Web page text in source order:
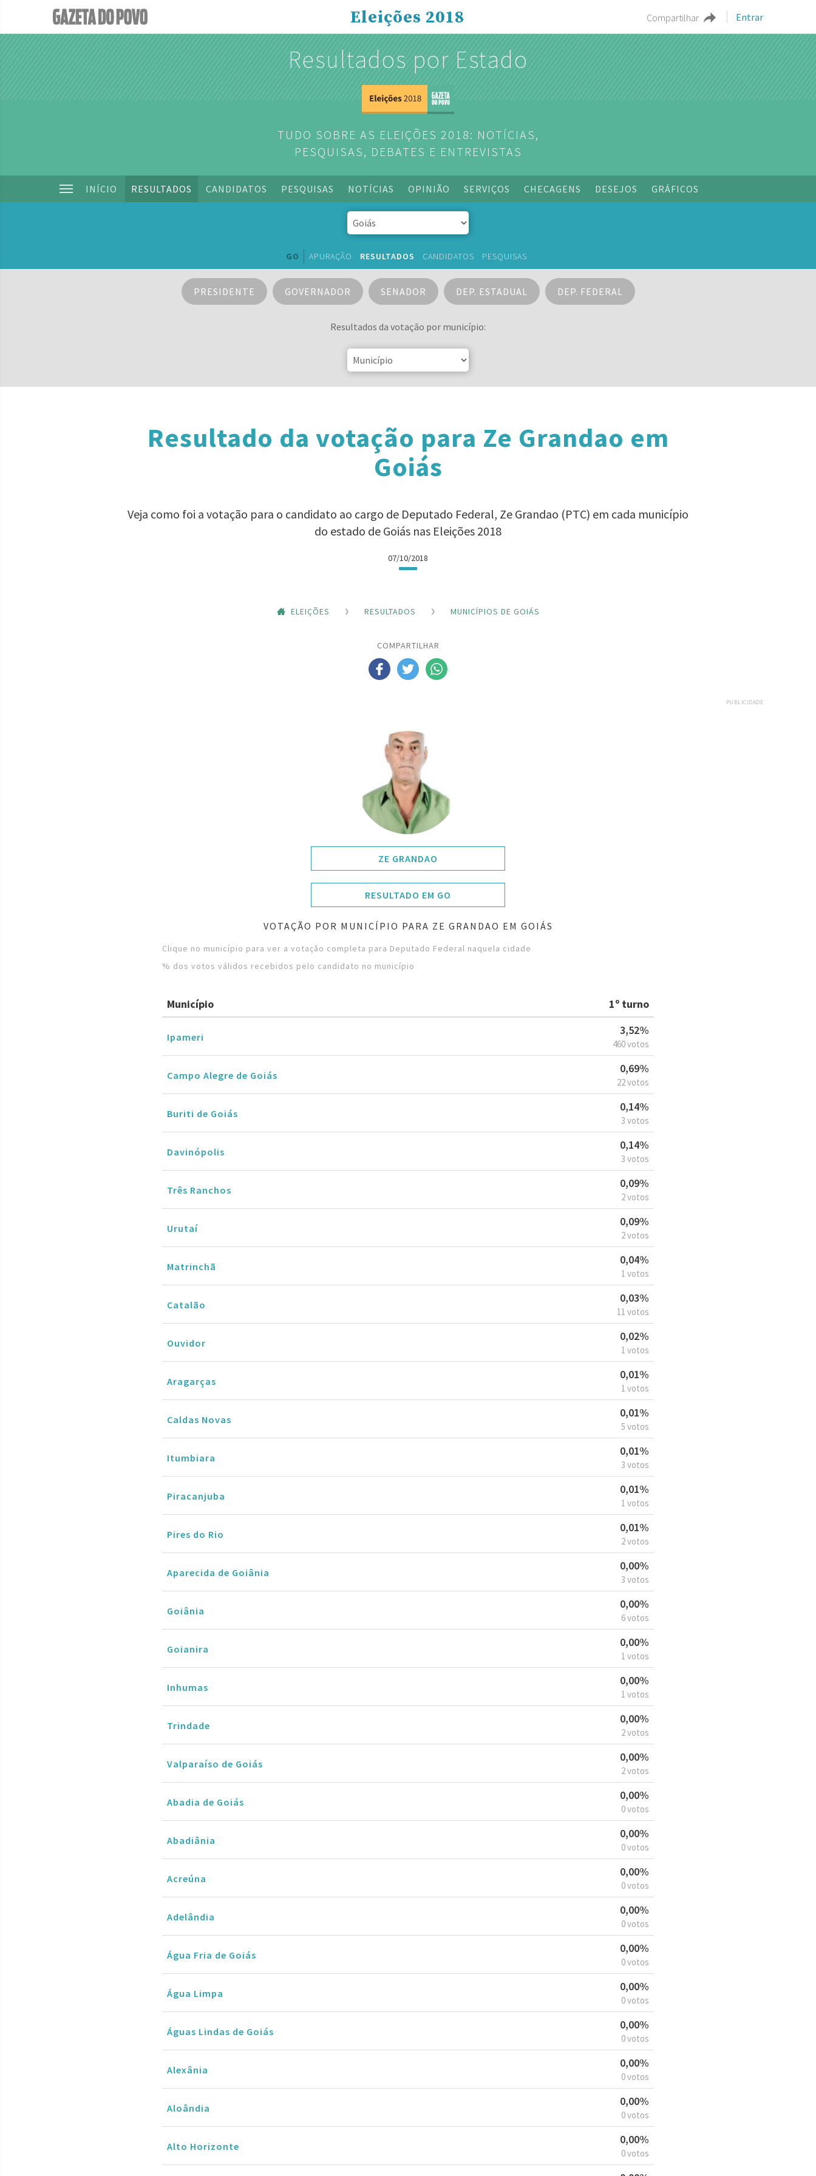
Compartilhar Entrar
Eleições 2018
Resultados por Estado
TUDO SOBRE AS ELEIÇÕES 2018: NOTÍCIAS,
PESQUISAS, DEBATES E ENTREVISTAS
INÍCIO RESULTADOS CANDIDATOS PESQUISAS NOTÍCIAS OPINIÃO SERVIÇOS CHECAGENS DESEJOS GRÁFICOS
GO APURAÇÃO RESULTADOS CANDIDATOS PESQUISAS
PRESIDENTE GOVERNADOR SENADOR DEP. ESTADUAL DEP. FEDERAL
Resultados da votação por município:
Resultado da votação para Ze Grandao em
Goiás
Veja como foi a votação para o candidato ao cargo de Deputado Federal, Ze Grandao (PTC) em cada município
do estado de Goiás nas Eleições 2018
07/10/2018
ELEIÇÕES RESULTADOS MUNICÍPIOS DE GOIÁS
COMPARTILHAR
PUBLICIDADE
ZE GRANDAO
RESULTADO EM GO
VOTAÇÃO POR MUNICÍPIO PARA ZE GRANDAO EM GOIÁS
Clique no município para ver a votação completa para Deputado Federal naquela cidade
% dos votos válidos recebidos pelo candidato no município
Município 1º turno
Ipameri
3,52%
460 votos
Campo Alegre de Goiás
0,69%
22 votos
Buriti de Goiás
0,14%
3 votos
Davinópolis
0,14%
3 votos
Três Ranchos
0,09%
2 votos
Urutaí
0,09%
2 votos
Matrinchã
0,04%
1 votos
Catalão
0,03%
11 votos
Ouvidor
0,02%
1 votos
Aragarças
0,01%
1 votos
Caldas Novas
0,01%
5 votos
Itumbiara
0,01%
3 votos
Piracanjuba
0,01%
1 votos
Pires do Rio
0,01%
2 votos
Aparecida de Goiânia
0,00%
3 votos
Goiânia
0,00%
6 votos
Goianira
0,00%
1 votos
Inhumas
0,00%
1 votos
Trindade
0,00%
2 votos
Valparaíso de Goiás
0,00%
2 votos
Abadia de Goiás
0,00%
0 votos
Abadiânia
0,00%
0 votos
Acreúna
0,00%
0 votos
Adelândia
0,00%
0 votos
Água Fria de Goiás
0,00%
0 votos
Água Limpa
0,00%
0 votos
Águas Lindas de Goiás
0,00%
0 votos
Alexânia
0,00%
0 votos
Aloândia
0,00%
0 votos
Alto Horizonte
0,00%
0 votos